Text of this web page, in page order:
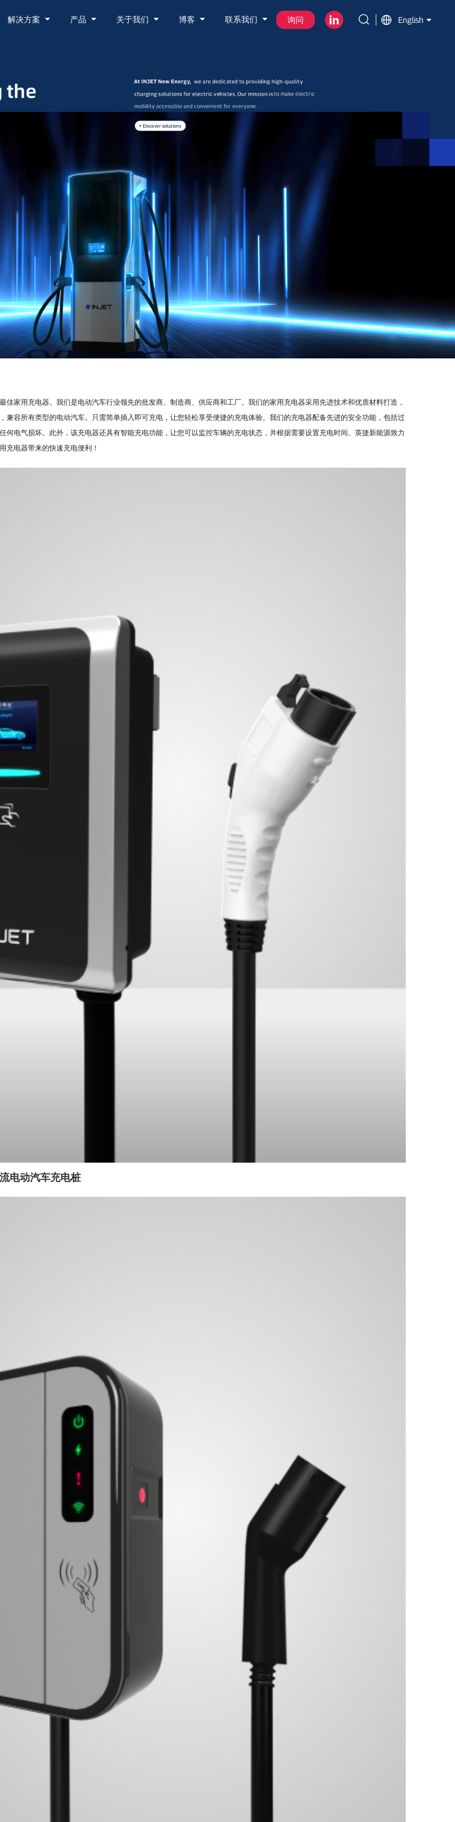
解决方案 产品 关于我们 博客 联系我们 询问 English
佳家用充电器。我们是电动汽车行业领先的批发商、制造商、供应商和工厂。我们的家用充电器采用先进技术和优质材料打造，
兼容所有类型的电动汽车。只需简单插入即可充电，让您轻松享受便捷的充电体验。我们的充电器配备先进的安全功能，包括过
何电气损坏。此外，该充电器还具有智能充电功能，让您可以监控车辆的充电状态，并根据需要设置充电时间。英捷新能源致力
充电器带来的快速充电便利！
电动汽车充电桩